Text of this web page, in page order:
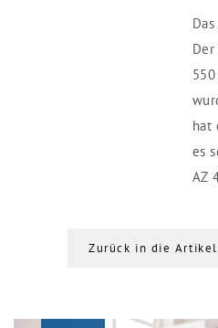
hat
es
AZ
Zurück in die